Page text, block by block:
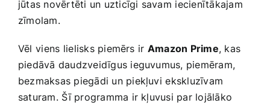
jūtas novērtēti un ‌uzticīgi savam⁤ iecienītākajam
zīmolam.
Vēl⁢ viens ⁢lielisks piemērs⁤ ir Amazon ‌Prime, kas
piedāvā daudzveidīgus ieguvumus, piemēram,⁢
bezmaksas piegādi un piekļuvi ⁣ekskluzīvam
saturam.⁢ Šī programma ir kļuvusi par ‍lojālāko